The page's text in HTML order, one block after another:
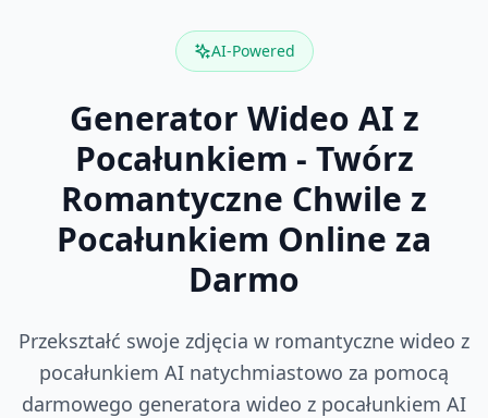
AI-Powered
Generator Wideo AI z
Pocałunkiem - Twórz
Romantyczne Chwile z
Pocałunkiem Online za
Darmo
Przekształć swoje zdjęcia w romantyczne wideo z
pocałunkiem AI natychmiastowo za pomocą
darmowego generatora wideo z pocałunkiem AI